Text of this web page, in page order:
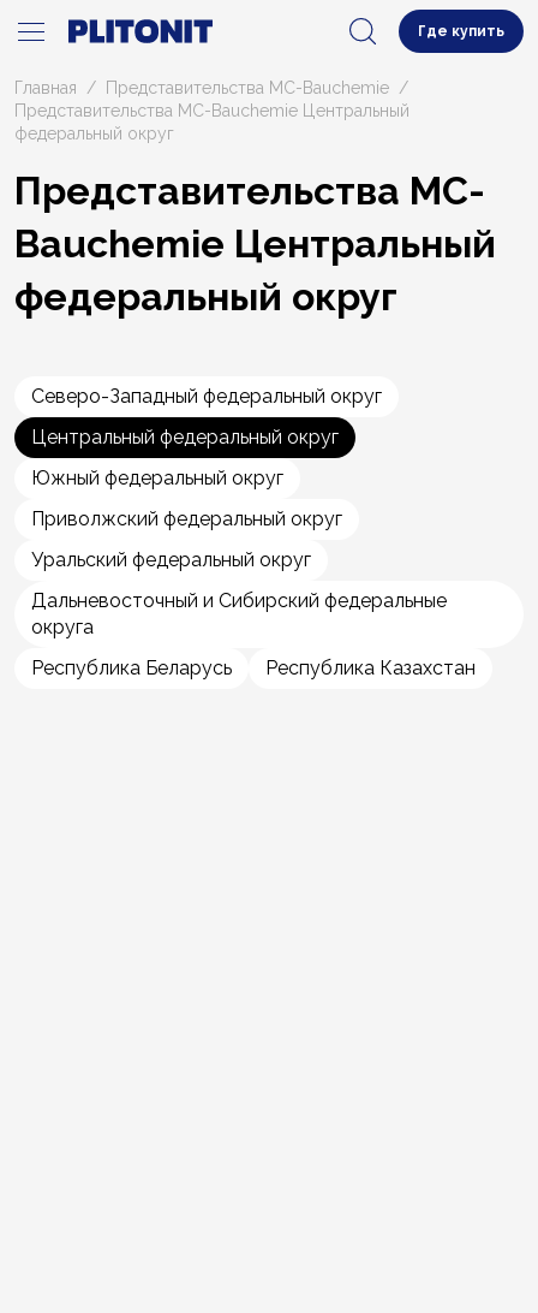
Где купить
Главная
Представительства MC-Bauchemie
Представительства MC-Bauchemie Центральный
федеральный округ
Представительства MC-
Bauchemie Центральный
федеральный округ
Северо-Западный федеральный округ
Центральный федеральный округ
Южный федеральный округ
Приволжский федеральный округ
Уральский федеральный округ
Дальневосточный и Сибирский федеральные
округа
Республика Беларусь
Республика Казахстан